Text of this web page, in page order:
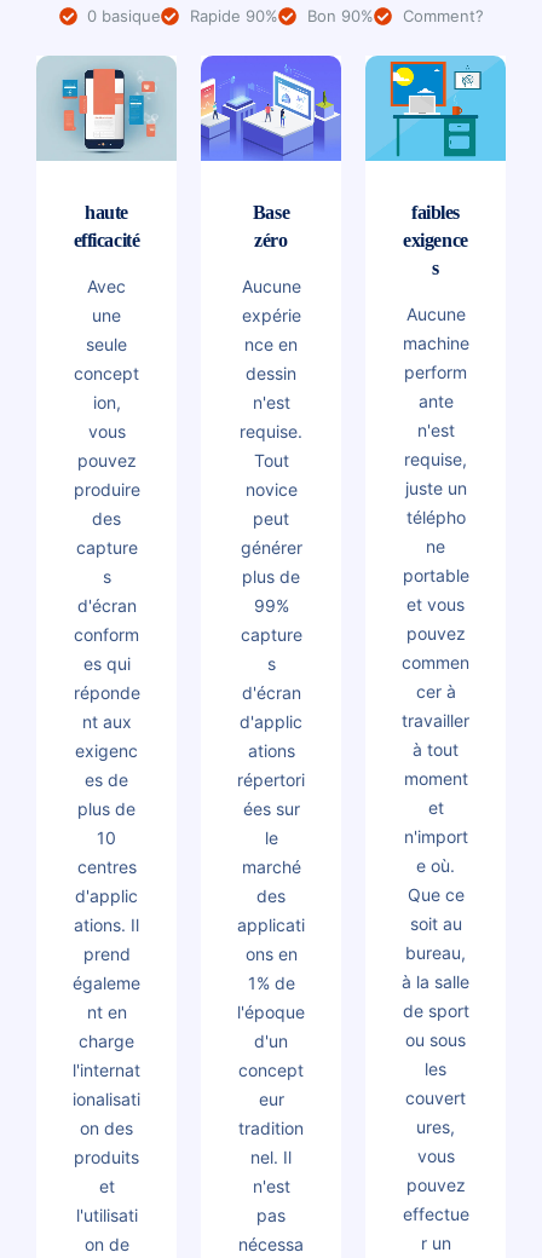
0 basique Rapide 90% Bon 90% Comment?
haute
efficacité
Avec
une
seule
concept
ion,
vous
pouvez
produire
des
capture
s
d'écran
conform
es qui
réponde
nt aux
exigenc
es de
plus de
10
centres
d'applic
ations. Il
prend
égaleme
nt en
charge
l'internat
ionalisati
on des
produits
et
l'utilisati
on de
Base
zéro
Aucune
expérie
nce en
dessin
n'est
requise.
Tout
novice
peut
générer
plus de
99%
capture
s
d'écran
d'applic
ations
répertori
ées sur
le
marché
des
applicati
ons en
1% de
l'époque
d'un
concept
eur
tradition
nel. Il
n'est
pas
nécessa
faibles
exigence
s
Aucune
machine
perform
ante
n'est
requise,
juste un
télépho
ne
portable
et vous
pouvez
commen
cer à
travailler
à tout
moment
et
n'import
e où.
Que ce
soit au
bureau,
à la salle
de sport
ou sous
les
couvert
ures,
vous
pouvez
effectue
r un